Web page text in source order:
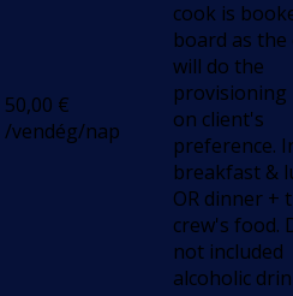
50,00 €
/vendég/nap
cook is
board as the
will do the
provisioning
on client's
preference.
breakfast &
OR dinner +
crew's food.
not included
alcoholic